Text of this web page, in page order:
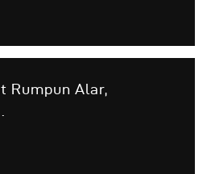
Rumpun Alar,